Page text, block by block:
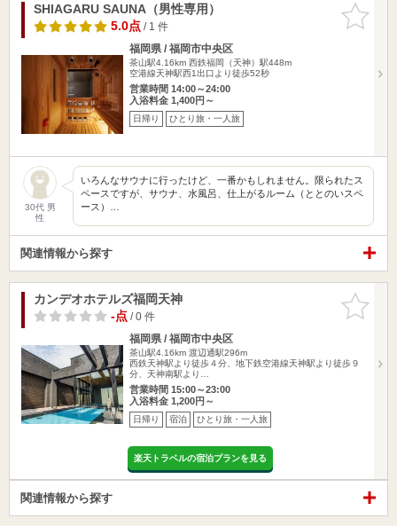
お気に入
りに追加
SHIAGARU SAUNA（男性専用）
5.0点/ 1 件
福岡県 / 福岡市中央区
茶山駅4.16km 西鉄福岡（天神）駅448m
空港線天神駅西1出口より徒歩52秒
営業時間 14:00～24:00
入浴料金 1,400円～
日帰り ひとり旅・一人旅
30代 男
性
いろんなサウナに行ったけど、一番かもしれません。限られたス
ペースですが、サウナ、水風呂、仕上がるルーム（ととのいスペ
ース）…
関連情報から探す
お気に入
りに追加
カンデオホテルズ福岡天神
-点/ 0 件
福岡県 / 福岡市中央区
茶山駅4.16km 渡辺通駅296m
西鉄天神駅より徒歩４分、地下鉄空港線天神駅より徒歩９
分、天神南駅より…
営業時間 15:00～23:00
入浴料金 1,200円～
日帰り 宿泊 ひとり旅・一人旅
楽天トラベルの宿泊プランを見る
関連情報から探す